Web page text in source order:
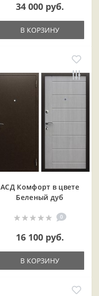
34 000 руб.
В КОРЗИНУ
АСД Комфорт в цвете
Беленый дуб
0
16 100 руб.
В КОРЗИНУ